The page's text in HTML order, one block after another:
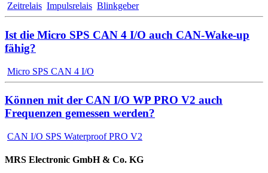
Zeitrelais Impulsrelais Blinkgeber
Ist die Micro SPS CAN 4 I/O auch CAN-Wake-up
fähig?
Micro SPS CAN 4 I/O
Können mit der CAN I/O WP PRO V2 auch
Frequenzen gemessen werden?
CAN I/O SPS Waterproof PRO V2
MRS Electronic GmbH & Co. KG